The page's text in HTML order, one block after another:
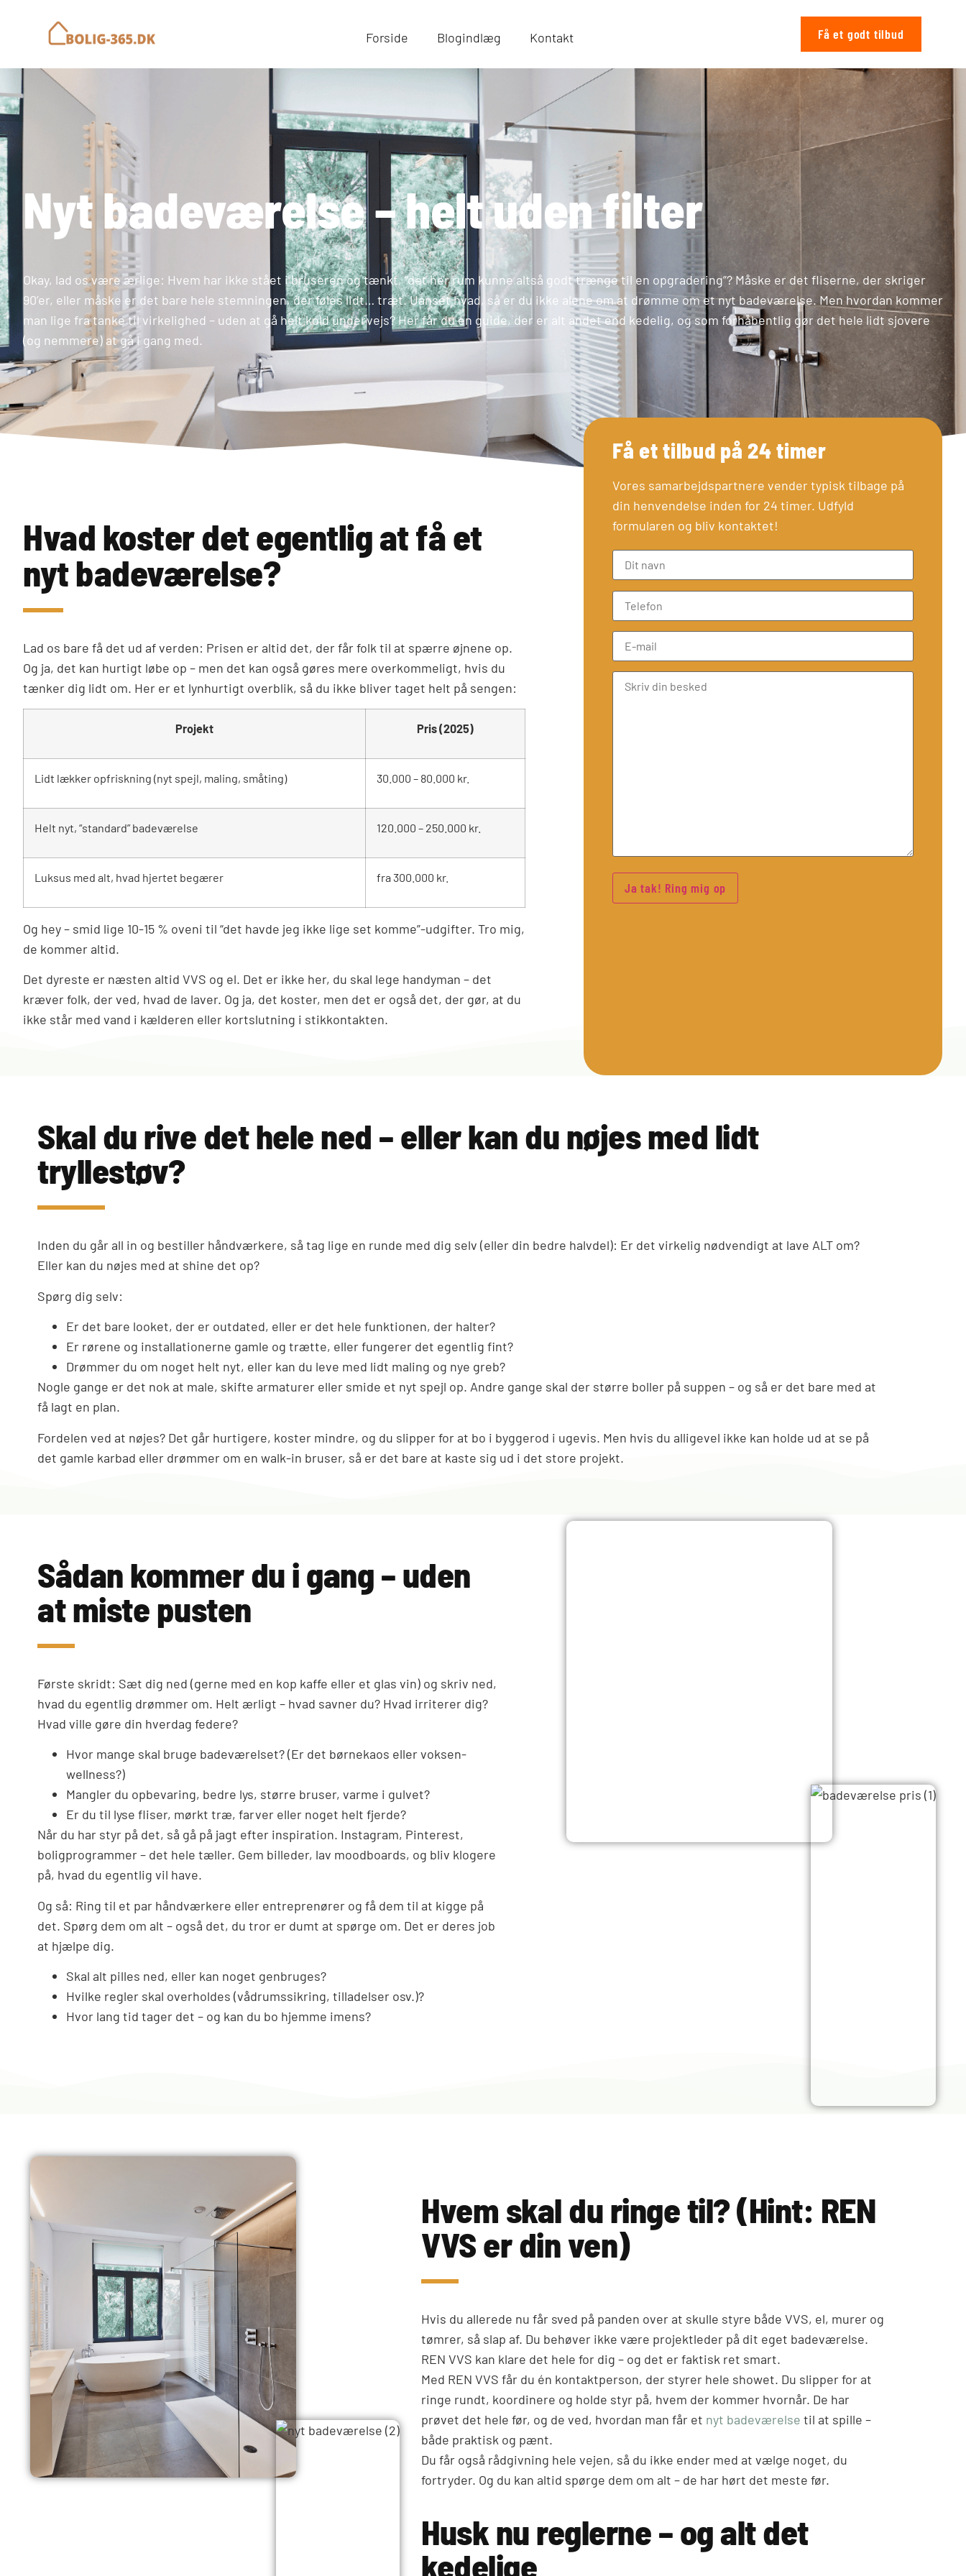
Forside Blogindlæg Kontakt Få et godt tilbud
Nyt badeværelse – helt uden filter
Okay, lad os være ærlige: Hvem har ikke stået i bruseren og tænkt, “det her rum kunne altså godt trænge til en opgradering”? Måske er det fliserne, der skriger
90’er, eller måske er det bare hele stemningen, der føles lidt… træt. Uanset hvad, så er du ikke alene om at drømme om et nyt badeværelse. Men hvordan kommer
man lige fra tanke til virkelighed – uden at gå helt kold undervejs? Her får du en guide, der er alt andet end kedelig, og som forhåbentlig gør det hele lidt sjovere
(og nemmere) at gå i gang med.
Hvad koster det egentlig at få et
nyt badeværelse?
Lad os bare få det ud af verden: Prisen er altid det, der får folk til at spærre øjnene op.
Og ja, det kan hurtigt løbe op – men det kan også gøres mere overkommeligt, hvis du
tænker dig lidt om. Her er et lynhurtigt overblik, så du ikke bliver taget helt på sengen:
Projekt Pris (2025)
Lidt lækker opfriskning (nyt spejl, maling, småting) 30.000 – 80.000 kr.
Helt nyt, “standard” badeværelse 120.000 – 250.000 kr.
Luksus med alt, hvad hjertet begærer fra 300.000 kr.
Og hey – smid lige 10-15 % oveni til “det havde jeg ikke lige set komme”-udgifter. Tro mig,
de kommer altid.
Det dyreste er næsten altid VVS og el. Det er ikke her, du skal lege handyman – det
kræver folk, der ved, hvad de laver. Og ja, det koster, men det er også det, der gør, at du
ikke står med vand i kælderen eller kortslutning i stikkontakten.
Få et tilbud på 24 timer
Vores samarbejdspartnere vender typisk tilbage på
din henvendelse inden for 24 timer. Udfyld
formularen og bliv kontaktet!
Skal du rive det hele ned – eller kan du nøjes med lidt
tryllestøv?
Inden du går all in og bestiller håndværkere, så tag lige en runde med dig selv (eller din bedre halvdel): Er det virkelig nødvendigt at lave ALT om?
Eller kan du nøjes med at shine det op?
Spørg dig selv:
Er det bare looket, der er outdated, eller er det hele funktionen, der halter?
Er rørene og installationerne gamle og trætte, eller fungerer det egentlig fint?
Drømmer du om noget helt nyt, eller kan du leve med lidt maling og nye greb?
Nogle gange er det nok at male, skifte armaturer eller smide et nyt spejl op. Andre gange skal der større boller på suppen – og så er det bare med at
få lagt en plan.
Fordelen ved at nøjes? Det går hurtigere, koster mindre, og du slipper for at bo i byggerod i ugevis. Men hvis du alligevel ikke kan holde ud at se på
det gamle karbad eller drømmer om en walk-in bruser, så er det bare at kaste sig ud i det store projekt.
Sådan kommer du i gang – uden
at miste pusten
Første skridt: Sæt dig ned (gerne med en kop kaffe eller et glas vin) og skriv ned,
hvad du egentlig drømmer om. Helt ærligt – hvad savner du? Hvad irriterer dig?
Hvad ville gøre din hverdag federe?
Hvor mange skal bruge badeværelset? (Er det børnekaos eller voksen-
wellness?)
Mangler du opbevaring, bedre lys, større bruser, varme i gulvet?
Er du til lyse fliser, mørkt træ, farver eller noget helt fjerde?
Når du har styr på det, så gå på jagt efter inspiration. Instagram, Pinterest,
boligprogrammer – det hele tæller. Gem billeder, lav moodboards, og bliv klogere
på, hvad du egentlig vil have.
Og så: Ring til et par håndværkere eller entreprenører og få dem til at kigge på
det. Spørg dem om alt – også det, du tror er dumt at spørge om. Det er deres job
at hjælpe dig.
Skal alt pilles ned, eller kan noget genbruges?
Hvilke regler skal overholdes (vådrumssikring, tilladelser osv.)?
Hvor lang tid tager det – og kan du bo hjemme imens?
Hvem skal du ringe til? (Hint: REN
VVS er din ven)
Hvis du allerede nu får sved på panden over at skulle styre både VVS, el, murer og
tømrer, så slap af. Du behøver ikke være projektleder på dit eget badeværelse.
REN VVS kan klare det hele for dig – og det er faktisk ret smart.
Med REN VVS får du én kontaktperson, der styrer hele showet. Du slipper for at
ringe rundt, koordinere og holde styr på, hvem der kommer hvornår. De har
prøvet det hele før, og de ved, hvordan man får et nyt badeværelse til at spille –
både praktisk og pænt.
Du får også rådgivning hele vejen, så du ikke ender med at vælge noget, du
fortryder. Og du kan altid spørge dem om alt – de har hørt det meste før.
Husk nu reglerne – og alt det
kedelige